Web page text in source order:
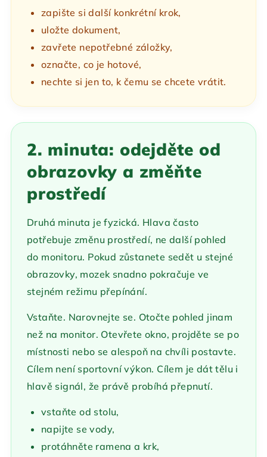
zapište si další konkrétní krok,
uložte dokument,
zavřete nepotřebné záložky,
označte, co je hotové,
nechte si jen to, k čemu se chcete vrátit.
2. minuta: odejděte od
obrazovky a změňte
prostředí
Druhá minuta je fyzická. Hlava často
potřebuje změnu prostředí, ne další pohled
do monitoru. Pokud zůstanete sedět u stejné
obrazovky, mozek snadno pokračuje ve
stejném režimu přepínání.
Vstaňte. Narovnejte se. Otočte pohled jinam
než na monitor. Otevřete okno, projděte se po
místnosti nebo se alespoň na chvíli postavte.
Cílem není sportovní výkon. Cílem je dát tělu i
hlavě signál, že právě probíhá přepnutí.
vstaňte od stolu,
napijte se vody,
protáhněte ramena a krk,